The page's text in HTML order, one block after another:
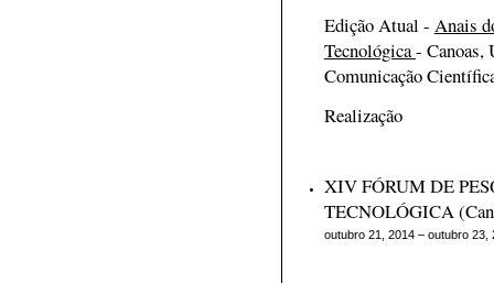
Edição Atual - Anais
Tecnológica- Canoas,
Comunicação
Realização
XIV FÓRUM DE
TECNOLÓGICA
outubro 21, 2014 – outubro 23,